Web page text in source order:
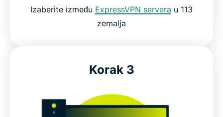
Izaberite između ExpressVPN servera u 113
zemalja
Korak 3